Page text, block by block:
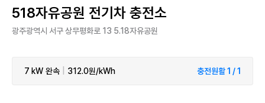
518자유공원 전기차 충전소
광주광역시 서구 상무평화로 13 5.18자유공원
7 kW 완속 312.0원/kWh 충전원활 1 / 1